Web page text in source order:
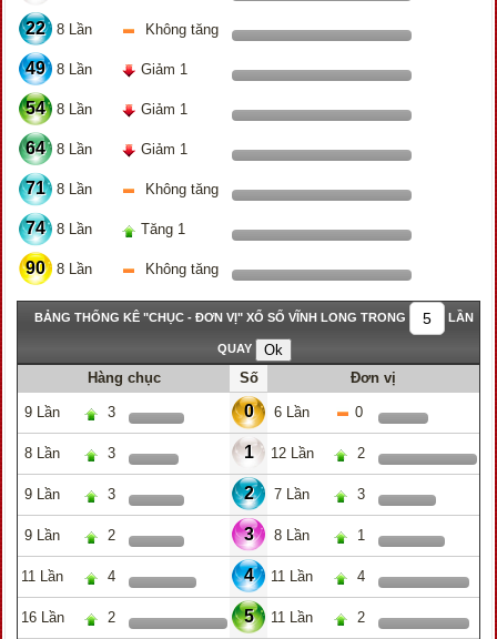
22 8 Lần Không tăng
49 8 Lần Giảm 1
54 8 Lần Giảm 1
64 8 Lần Giảm 1
71 8 Lần Không tăng
74 8 Lần Tăng 1
90 8 Lần Không tăng
BẢNG THỐNG KÊ "CHỤC - ĐƠN VỊ" XỔ SỐ VĨNH LONG TRONG LẦN
QUAY
Hàng chục Số Đơn vị
9 Lần 3 0 6 Lần 0
8 Lần 3 1 12 Lần 2
9 Lần 3 2 7 Lần 3
9 Lần 2 3 8 Lần 1
11 Lần 4 4 11 Lần 4
16 Lần 2 5 11 Lần 2